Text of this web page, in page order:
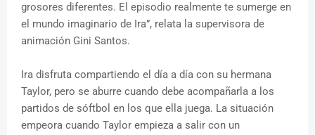
grosores diferentes. El episodio realmente te sumerge en
el mundo imaginario de Ira”, relata la supervisora de
animación Gini Santos.
Ira disfruta compartiendo el día a día con su hermana
Taylor, pero se aburre cuando debe acompañarla a los
partidos de sóftbol en los que ella juega. La situación
empeora cuando Taylor empieza a salir con un